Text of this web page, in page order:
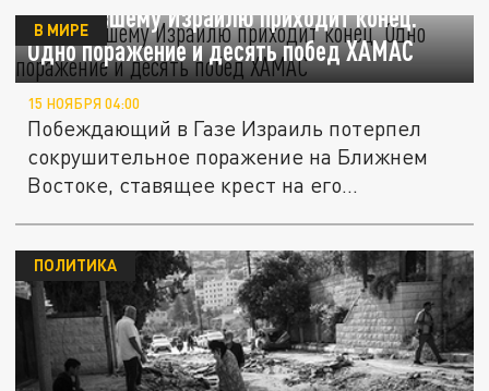
Победившему Израилю приходит конец.
Одно поражение и десять побед ХАМАС
В МИРЕ
15 НОЯБРЯ 04:00
Побеждающий в Газе Израиль потерпел
сокрушительное поражение на Ближнем
Востоке, ставящее крест на его...
ПОЛИТИКА